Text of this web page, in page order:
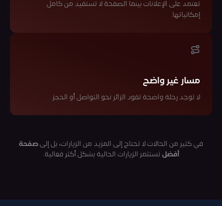
تعتمد على الإعلانات بينما الصفحة لا تستفيد من كامل
إمكانياتها.
مسار غير واضح
لا توجد رحلة واضحة تقود الزائر نحو التواصل أو الحجز.
في كثير من الحالات لا تحتاج إلى المزيد من الزيارات، بل إلى صفحة
أفضل تستثمر الزيارات الحالية بشكل أكثر فعالية.